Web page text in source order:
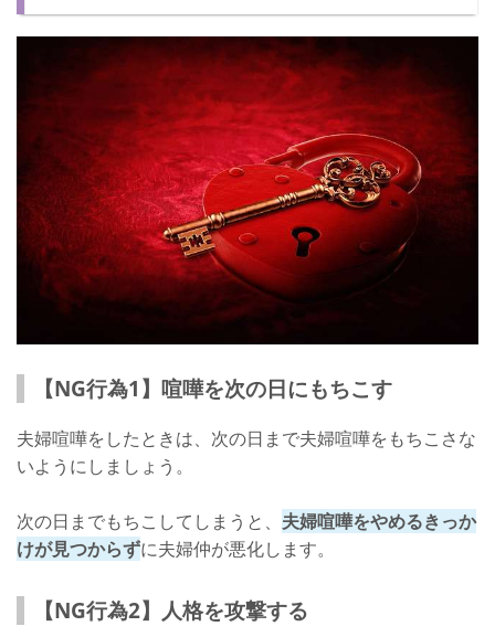
【NG行為1】喧嘩を次の日にもちこす
夫婦喧嘩をしたときは、次の日まで夫婦喧嘩をもちこさな
いようにしましょう。
次の日までもちこしてしまうと、 夫婦喧嘩をやめるきっか
けが見つからずに夫婦仲が悪化します。
【NG行為2】人格を攻撃する